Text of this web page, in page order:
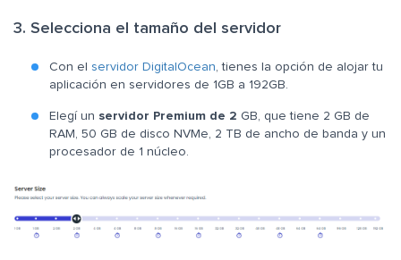
3. Selecciona el tamaño del servidor
Con el servidor DigitalOcean, tienes la opción de alojar tu
aplicación en servidores de 1GB a 192GB.
Elegí un servidor Premium de 2 GB, que tiene 2 GB de
RAM, 50 GB de disco NVMe, 2 TB de ancho de banda y un
procesador de 1 núcleo.